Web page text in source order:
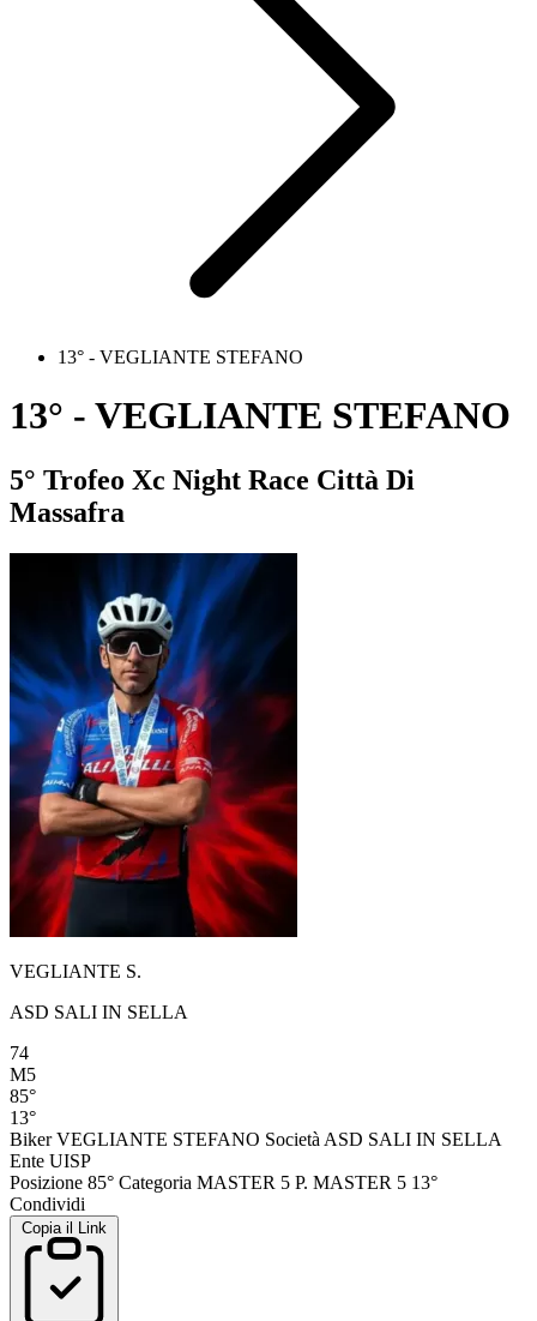
13° - VEGLIANTE STEFANO
13° - VEGLIANTE STEFANO
5° Trofeo Xc Night Race Città Di
Massafra
VEGLIANTE S.
ASD SALI IN SELLA
74
M5
85°
13°
Biker VEGLIANTE STEFANO Società ASD SALI IN SELLA
Ente UISP
Posizione 85° Categoria MASTER 5 P. MASTER 5 13°
Condividi
Copia il Link